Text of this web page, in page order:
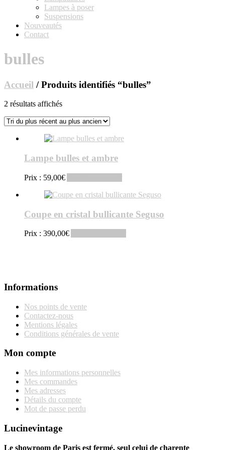
Lampes à poser
Suspensions
Nouveautés
Contact
bulles
Accueil / Produits identifiés “bulles”
2 résultats affichésTrié
plus
au
ancien
Lampe bulles et ambre
Prix : 59,00€
Coupe en cristal bullicante Seguso
Prix : 390,00€
Informations
Nos points de vente
Contactez-nous
Mentions légales
Conditions générales de vente
Mon compte
Mes informations personnelles
Mes commandes
Mes adresses
Détails du compte
Mot de passe perdu
Lucinevintage
Le showroom de Paris est fermé, seul celui de charente